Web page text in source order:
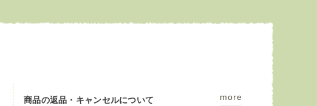
商品の返品・キャンセルについて more